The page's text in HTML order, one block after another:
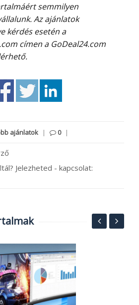
semmilyen
Az ajánlatok
kérdés esetén a
címen a GoDeal24.com
ajánlatok | 0 |
Jelezheted - kapcsolat: